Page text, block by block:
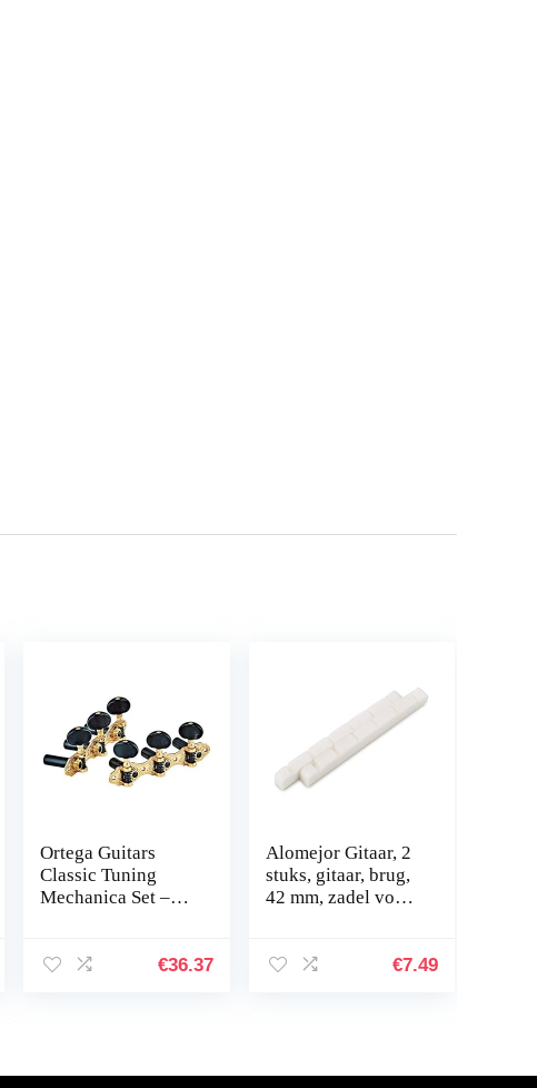
Ortega Guitars
Classic Tuning
Mechanica Set –
€36.37
Alomejor Gitaar, 2
stuks, gitaar, brug,
42 mm, zadel voor
elektrische
€7.49